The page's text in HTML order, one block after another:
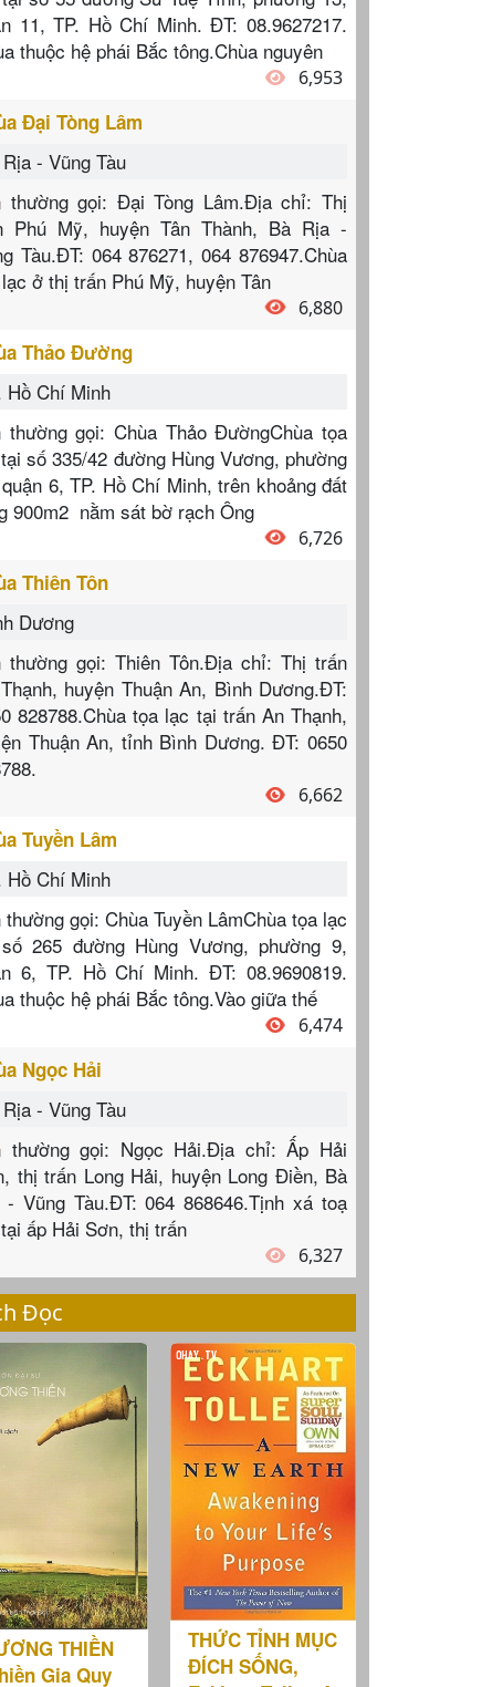
11, TP. Hồ Chí Minh. ĐT: 08.9627217.
thuộc hệ phái Bắc tông.Chùa nguyên
6,953
Đại Tòng Lâm
- Vũng Tàu
thường gọi: Đại Tòng Lâm.Địa chỉ: Thị
Phú Mỹ, huyện Tân Thành, Bà Rịa -
Tàu.ĐT: 064 876271, 064 876947.Chùa
ở thị trấn Phú Mỹ, huyện Tân
6,880
Thảo Đường
Hồ Chí Minh
thường gọi: Chùa Thảo ĐườngChùa tọa
số 335/42 đường Hùng Vương, phường
6, TP. Hồ Chí Minh, trên khoảng đất
900m2 nằm sát bờ rạch Ông
6,726
Thiên Tôn
Dương
thường gọi: Thiên Tôn.Địa chỉ: Thị trấn
huyện Thuận An, Bình Dương.ĐT:
828788.Chùa tọa lạc tại trấn An Thạnh,
Thuận An, tỉnh Bình Dương. ĐT: 0650
6,662
Tuyền Lâm
Hồ Chí Minh
thường gọi: Chùa Tuyền LâmChùa tọa lạc
265 đường Hùng Vương, phường 9,
6, TP. Hồ Chí Minh. ĐT: 08.9690819.
thuộc hệ phái Bắc tông.Vào giữa thế
6,474
Ngọc Hải
- Vũng Tàu
thường gọi: Ngọc Hải.Địa chỉ: Ấp Hải
thị trấn Long Hải, huyện Long Điền, Bà
- Vũng Tàu.ĐT: 064 868646.Tịnh xá toạ
ấp Hải Sơn, thị trấn
6,327
Đọc
THIỀN
Gia Quy
THỨC TỈNH MỤC
ĐÍCH SỐNG,